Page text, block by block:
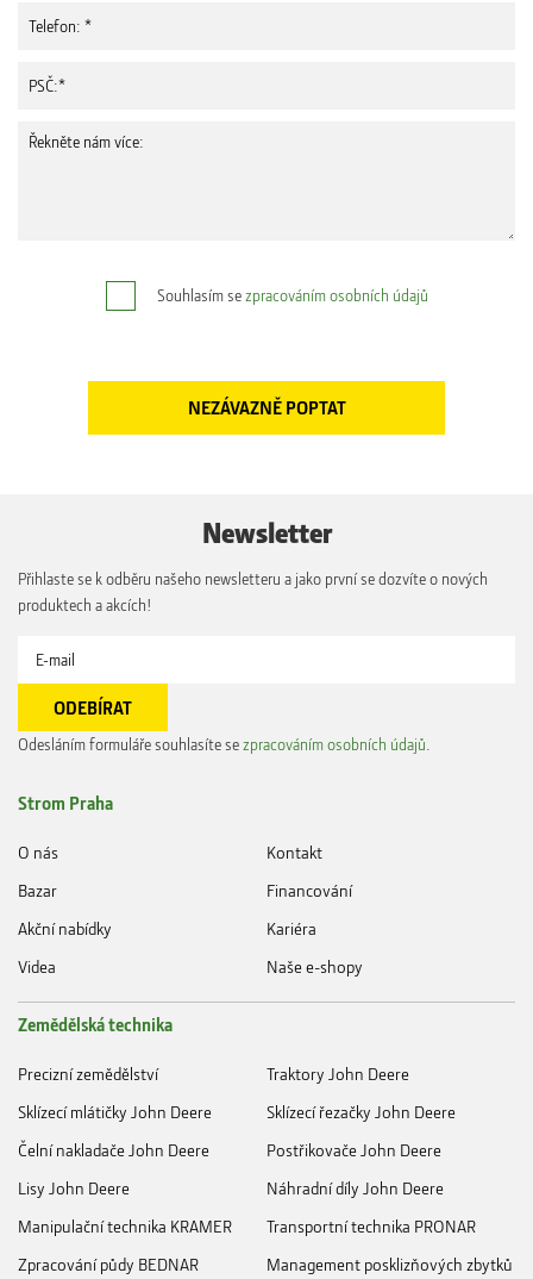
Souhlasím sezpracováním osobních údajů
Newsletter
Přihlaste se k odběru našeho newsletteru a jako první se dozvíte o nových
produktech a akcích!
Odesláním formuláře souhlasíte sezpracováním osobních údajů
Strom Praha
O nás
Kontakt
Bazar
Financování
Akční nabídky
Kariéra
Videa
Naše e-shopy
Zemědělská technika
Precizní zemědělství
Traktory John Deere
Sklízecí mlátičky John Deere
Sklízecí řezačky John Deere
Čelní nakladače John Deere
Postřikovače John Deere
Lisy John Deere
Náhradní díly John Deere
Manipulační technika KRAMER
Transportní technika PRONAR
Zpracování půdy BEDNAR
Management posklizňových zbytků